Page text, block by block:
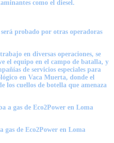
como el diesel.
probado por otras operadoras
en diversas operaciones, se
el equipo en el campo de batalla, y
de servicios especiales para
en Vaca Muerta, donde el
los cuellos de botella que amenaza
gas de Eco2Power en Loma